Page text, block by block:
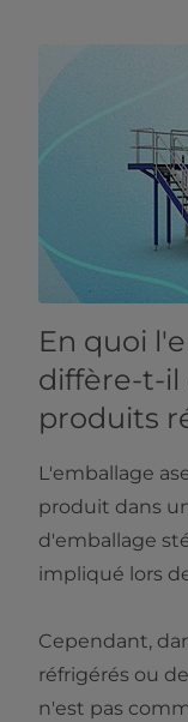
En quoi
diffère-t-il
produits
L'emballage
produit dans
d'emballage
impliqué lors
Cependant,
réfrigérés ou
n'est pas